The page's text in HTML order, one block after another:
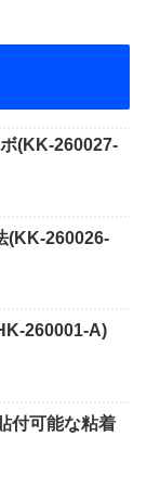
(KK-260027-
(KK-260026-
260001-A)
付可能な粘着